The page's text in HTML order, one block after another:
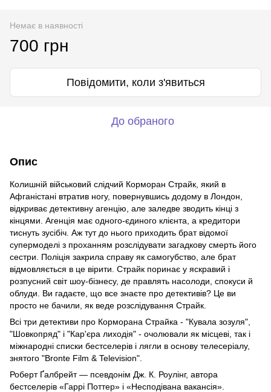
Немає в наявності
700 грн
Повідомити, коли з'явиться
До обраного
Опис
Колишній військовий слідчий Корморан Страйк, який в
Афганістані втратив ногу, повернувшись додому в Лондон,
відкриває детективну агенцію, але заледве зводить кінці з
кінцями. Агенція має одного-єдиного клієнта, а кредитори
тиснуть зусібіч. Аж тут до нього приходить брат відомої
супермоделі з проханням розслідувати загадкову смерть його
сестри. Поліція закрила справу як самогубство, але брат
відмовляється в це вірити. Страйк поринає у яскравий і
розпусний світ шоу-бізнесу, де правлять насолоди, спокуси й
облуди. Ви гадаєте, що все знаєте про детективів? Це ви
просто не бачили, як веде розслідування Страйк.
Всі три детективи про Корморана Страйка - "Кувала зозуля",
"Шовкопряд" і "Кар'єра лиходія" - очолювали як місцеві, так і
міжнародні списки бестселерів і лягли в основу телесеріалу,
знятого "Bronte Film & Television".
Роберт Ґалбрейт — псевдонім Дж. К. Роулінг, автора
бестселерів «Гаррі Поттер» і «Несподівана вакансія».